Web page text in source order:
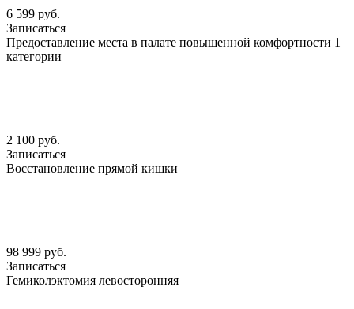
6 599 руб.
Записаться
Предоставление места в палате повышенной комфортности 1
категории
2 100 руб.
Записаться
Восстановление прямой кишки
98 999 руб.
Записаться
Гемиколэктомия левосторонняя